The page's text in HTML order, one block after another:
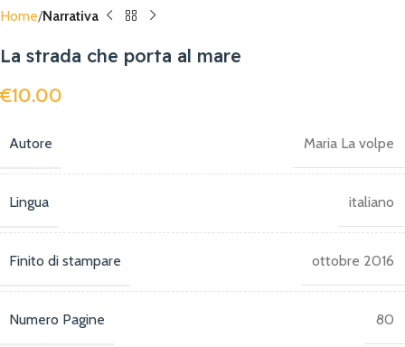
Home Narrativa
La strada che porta al mare
€10.00
Autore Maria La volpe
Lingua italiano
Finito di stampare ottobre 2016
Numero Pagine 80